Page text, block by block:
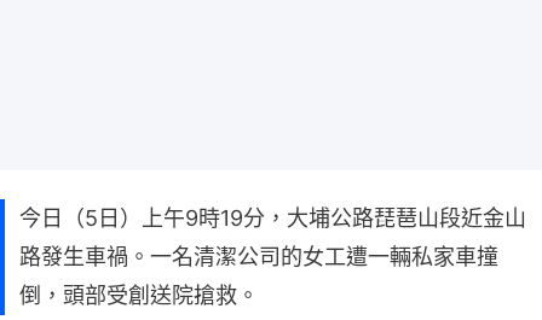
今日（5日）上午9時19分，大埔公路琵琶山段近金山
路發生車禍。一名清潔公司的女工遭一輛私家車撞
倒，頭部受創送院搶救。